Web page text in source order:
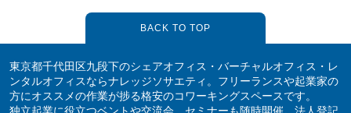
BACK TO TOP
東京都千代田区九段下のシェアオフィス・バーチャルオフィス・レ
ンタルオフィスならナレッジソサエティ。フリーランスや起業家の
方にオススメの作業が捗る格安のコワーキングスペースです。